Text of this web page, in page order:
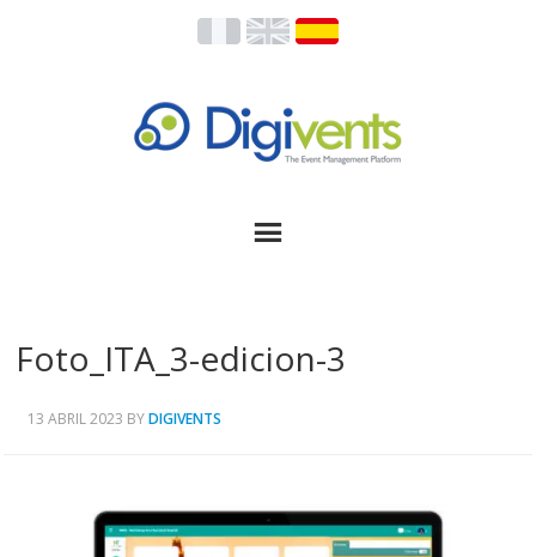
Foto_ITA_3-edicion-3
13 ABRIL 2023 BYDIGIVENTS